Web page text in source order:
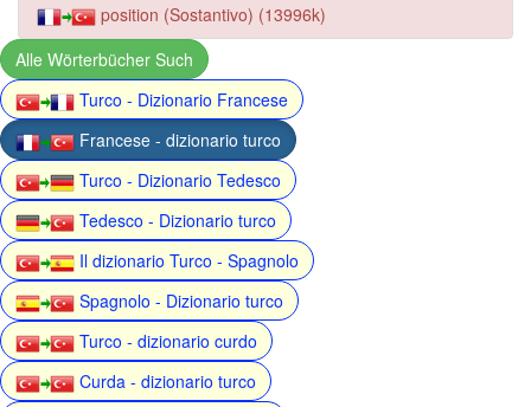
position (Sostantivo) (13996k)
Alle Wörterbücher Such
Turco - Dizionario Francese
Francese - dizionario turco
Turco - Dizionario Tedesco
Tedesco - Dizionario turco
Il dizionario Turco - Spagnolo
Spagnolo - Dizionario turco
Turco - dizionario curdo
Curda - dizionario turco